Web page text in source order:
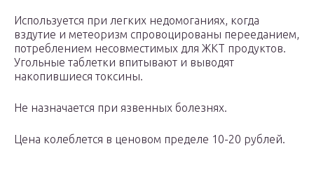
Используется при легких недомоганиях, когда
вздутие и метеоризм спровоцированы перееданием,
потреблением несовместимых для ЖКТ продуктов.
Угольные таблетки впитывают и выводят
накопившиеся токсины.
Не назначается при язвенных болезнях.
Цена колеблется в ценовом пределе 10-20 рублей.